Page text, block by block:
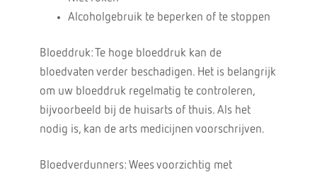
Alcoholgebruik te beperken of te stoppen
Bloeddruk: Te hoge bloeddruk kan de
bloedvaten verder beschadigen. Het is belangrijk
om uw bloeddruk regelmatig te controleren,
bijvoorbeeld bij de huisarts of thuis. Als het
nodig is, kan de arts medicijnen voorschrijven.
Bloedverdunners: Wees voorzichtig met